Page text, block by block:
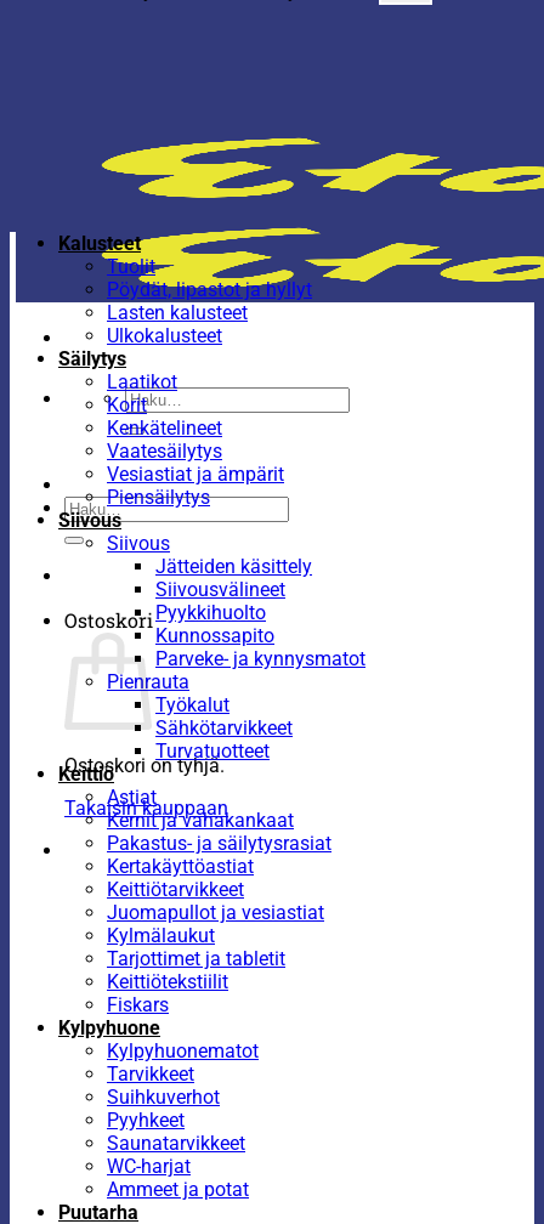
Etsi:
Etsi:
Ostoskori
Ostoskori on tyhjä.
Takaisin kauppaan
Kalusteet
Tuolit
Pöydät, lipastot ja hyllyt
Lasten kalusteet
Ulkokalusteet
Säilytys
Laatikot
Korit
Kenkätelineet
Vaatesäilytys
Vesiastiat ja ämpärit
Piensäilytys
Siivous
Siivous
Jätteiden käsittely
Siivousvälineet
Pyykkihuolto
Kunnossapito
Parveke- ja kynnysmatot
Pienrauta
Työkalut
Sähkötarvikkeet
Turvatuotteet
Keittiö
Astiat
Kernit ja vahakankaat
Pakastus- ja säilytysrasiat
Kertakäyttöastiat
Keittiötarvikkeet
Juomapullot ja vesiastiat
Kylmälaukut
Tarjottimet ja tabletit
Keittiötekstiilit
Fiskars
Kylpyhuone
Kylpyhuonematot
Tarvikkeet
Suihkuverhot
Pyyhkeet
Saunatarvikkeet
WC-harjat
Ammeet ja potat
Puutarha